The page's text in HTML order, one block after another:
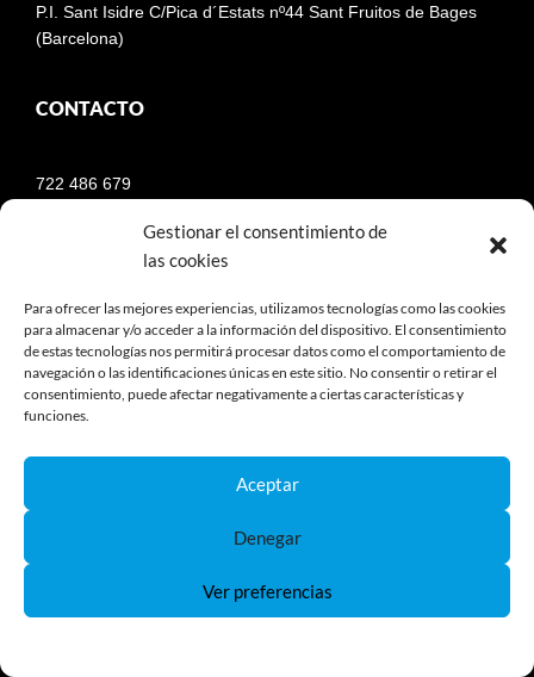
Gestionar el consentimiento de
las cookies
Para ofrecer las mejores experiencias, utilizamos tecnologías como las cookies
para almacenar y/o acceder a la información del dispositivo. El consentimiento
de estas tecnologías nos permitirá procesar datos como el comportamiento de
navegación o las identificaciones únicas en este sitio. No consentir o retirar el
consentimiento, puede afectar negativamente a ciertas características y
funciones.
Aceptar
Denegar
Ver preferencias
P.I. Sant Isidre C/Pica d´Estats nº44 Sant Fruitos de Bages
(Barcelona)
CONTACTO
722 486 679
info@coelectrix.com
INFORMACIÓN